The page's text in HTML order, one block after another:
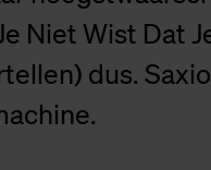
Niet Wist Dat
dus.